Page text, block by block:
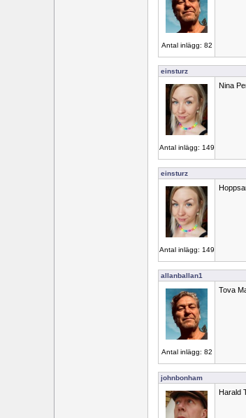
Antal inlägg: 82
einsturz
Antal inlägg: 149
Nina
einsturz
Antal inlägg: 149
allanballan1
Antal inlägg: 82
Tova
johnbonham
Harald